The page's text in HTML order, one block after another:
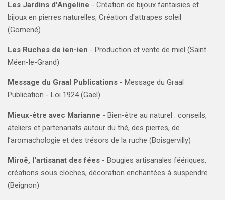
Les Jardins d'Angeline - Création de bijoux fantaisies et
bijoux en pierres naturelles, Création d'attrapes soleil
(Gomené)
Les Ruches de ien-ien - Production et vente de miel (Saint
Méen-le-Grand)
Message du Graal Publications - Message du Graal
Publication - Loi 1924 (Gaël)
Mieux-être avec Marianne - Bien-être au naturel : conseils,
ateliers et partenariats autour du thé, des pierres, de
l’aromachologie et des trésors de la ruche (Boisgervilly)
Miroë, l'artisanat des fées - Bougies artisanales féériques,
créations sous cloches, décoration enchantées à suspendre
(Beignon)